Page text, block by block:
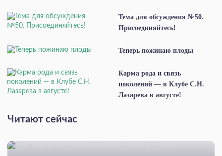
Тема для обсуждения №50.
Присоединяйтесь!
Теперь пожинаю плоды
Карма рода и связь
поколений — в Клубе С.Н.
Лазарева в августе!
Читают сейчас